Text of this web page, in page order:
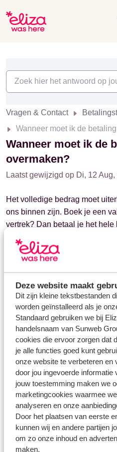
Deze website maakt
Dit zijn kleine tekstbestanden
worden geïnstalleerd als je
Standaard gebruiken we bij
handelsnaam van Sunweb
cookies die ervoor zorgen dat
je alle functies goed kunt
onze website te verbeteren
door jou ingevoerde informatie
jouw toestemming maken we
marketingcookies waarmee
analyseren en onze
Door het plaatsen van eerste
kunnen wij en andere partijen
om zo onze inhoud en
maken.
Vragen & Contact
Wanneer moet ik de
Wanneer moet ik de
overmaken?
Laatst gewijzigd op Di, 12
Het volledige bedrag moet
ons binnen zijn. Boek je een
vertrek? Dan betaal je het hele
Vragen over hetzelfde
Hoe hoog is de aanbetaling?
Wanneer moet de aanbetaling
Kan ik mijn betaling in
Gerelateerde vragen
Binnen hoeveel dagen krijg ik
Eurowings - hoe kan ik online
Transavia - hoeveel bagage
Ryanair - hoe kan ik online